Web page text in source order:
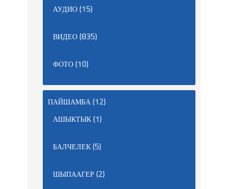
АУДИО(15)
ВИДЕО(835)
ФОТО(10)
ПАЙШАМБА(12)
АШЫКТЫК(1)
БАЛЧЕЛЕК(5)
ШЫПААГЕР(2)